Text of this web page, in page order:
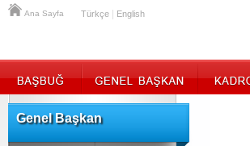
Ana Sayfa Türkçe English
Genel Başkan